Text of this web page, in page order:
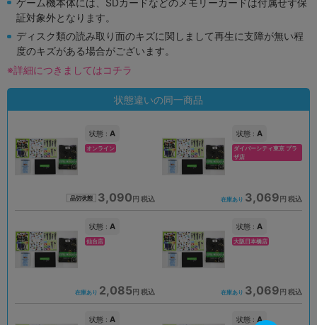
証対象外となります。
ディスク類の読み取り面のキズに関しまして再生に支障が無い程
度のキズがある場合がございます。
※詳細につきましてはコチラ
状態違いの同一商品
状態 : A
オンライン
品切状態 3,090円 税込
状態 : A
ダイバーシティ東京 プラ
ザ店
在庫あり 3,069円 税込
状態 : A
仙台店
在庫あり 2,085円 税込
状態 : A
大阪日本橋店
在庫あり 3,069円 税込
状態 : A 状態 : A